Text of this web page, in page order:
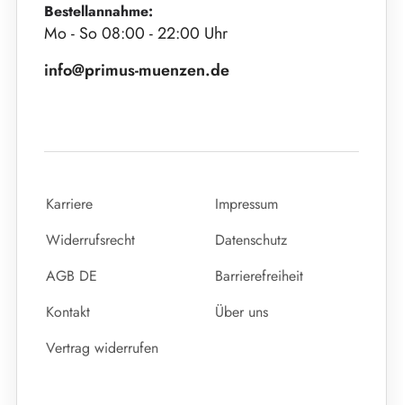
Bestellannahme:
Mo - So 08:00 - 22:00 Uhr
info@primus-muenzen.de
Karriere
Impressum
Widerrufsrecht
Datenschutz
AGB DE
Barrierefreiheit
Kontakt
Über uns
Vertrag widerrufen